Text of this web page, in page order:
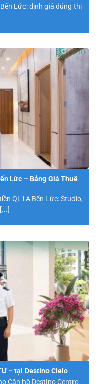
Lức: định giá đúng thị
Lức – Bảng Giá Thuê
QL1A Bến Lức: Studio,
– tại Destino Cielo
Căn hộ Destino Centro